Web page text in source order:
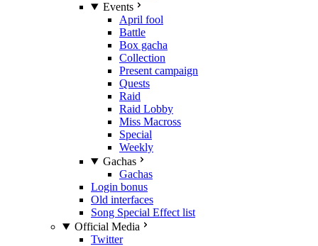
Events
April fool
Battle
Box gacha
Collection
Present campaign
Quests
Raid
Raid Lobby
Miss Macross
Special
Weekly
Gachas
Gachas
Login bonus
Old interfaces
Song Special Effect list
Official Media
Twitter